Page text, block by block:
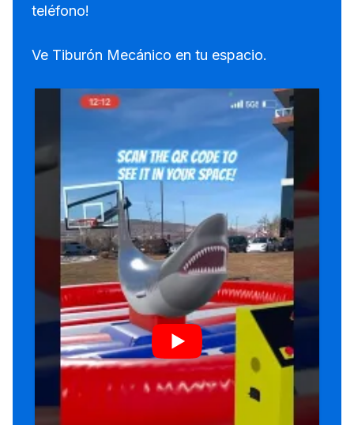
teléfono!
Ve Tiburón Mecánico en tu espacio.